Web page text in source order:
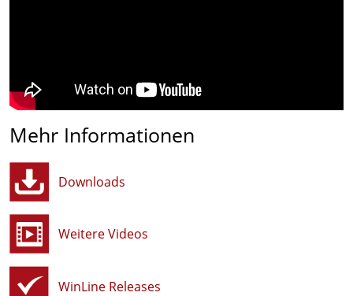
Mehr Informationen
Downloads
Weitere Videos
WinLine Releases